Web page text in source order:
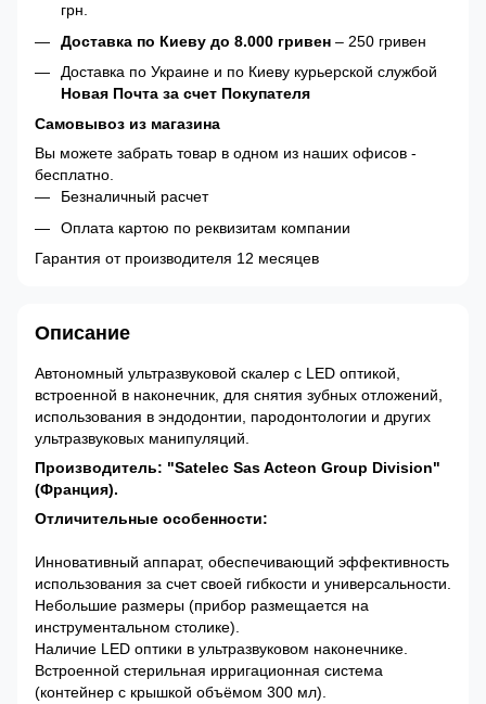
грн.
Доставка по Киеву до 8.000 гривен – 250 гривен
Доставка по Украине и по Киеву курьерской службой
Новая Почта за счет Покупателя
Самовывоз из магазина
Вы можете забрать товар в одном из наших офисов -
бесплатно.
Безналичный расчет
Оплата картою по реквизитам компании
Гарантия от производителя 12 месяцев
Описание
Автономный ультразвуковой скалер с LED оптикой,
встроенной в наконечник, для снятия зубных отложений,
использования в эндодонтии, пародонтологии и других
ультразвуковых манипуляций.
Производитель: "Satelec Sas Acteon Group Division"
(Франция).
Отличительные особенности:
Инновативный аппарат, обеспечивающий эффективность
использования за счет своей гибкости и универсальности.
Небольшие размеры (прибор размещается на
инструментальном столике).
Наличие LED оптики в ультразвуковом наконечнике.
Встроенной стерильная ирригационная система
(контейнер с крышкой объёмом 300 мл).